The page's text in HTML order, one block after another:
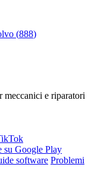
(888)
software Problemi